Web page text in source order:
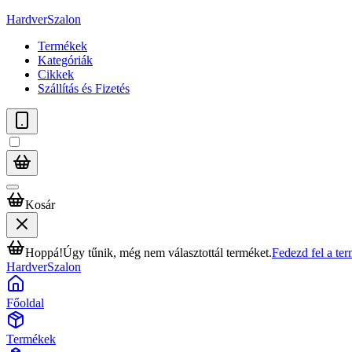
HardverSzalon
Termékek
Kategóriák
Cikkek
Szállítás és Fizetés
Kosár
Hoppá!Úgy tűnik, még nem választottál terméket.Fedezd fel a
HardverSzalon
Főoldal
Termékek